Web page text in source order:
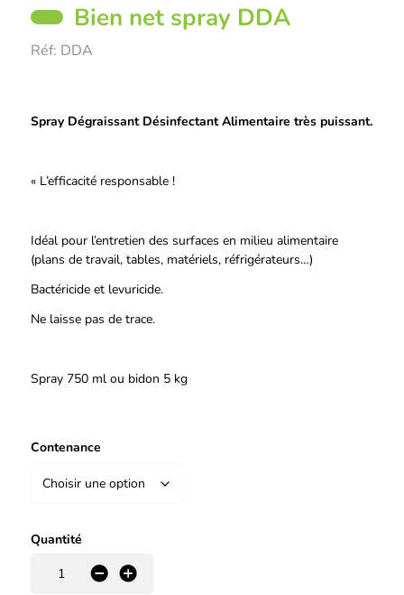
Bien net spray DDA
Réf: DDA
Spray Dégraissant Désinfectant Alimentaire très puissant.
« L’efficacité responsable !
Idéal pour l’entretien des surfaces en milieu alimentaire
(plans de travail, tables, matériels, réfrigérateurs…)
Bactéricide et levuricide.
Ne laisse pas de trace.
Spray 750 ml ou bidon 5 kg
Contenance
Quantité
+
-